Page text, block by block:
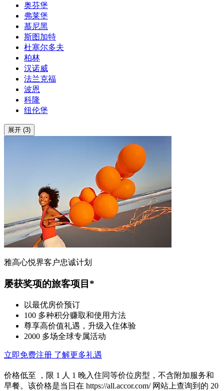
奥芬堡
弗莱堡
慕尼黑
斯图加特
杜塞尔多夫
柏林
汉诺威
法兰克福
波恩
科隆
纽伦堡
展开 (3)
雅高心悦界客户忠诚计划
屡获奖项的旅客项目*
以最优房价预订
100 多种积分赚取和使用方法
尊享高价值礼遇，升级入住体验
2000 多场全球专属活动
立即免费注册 了解更多礼遇
价格低至 ，限 1 人 1 晚入住同等价位房型，不含附加服务和
早餐。该价格是当日在 https://all.accor.com/ 网站上查询到的 20